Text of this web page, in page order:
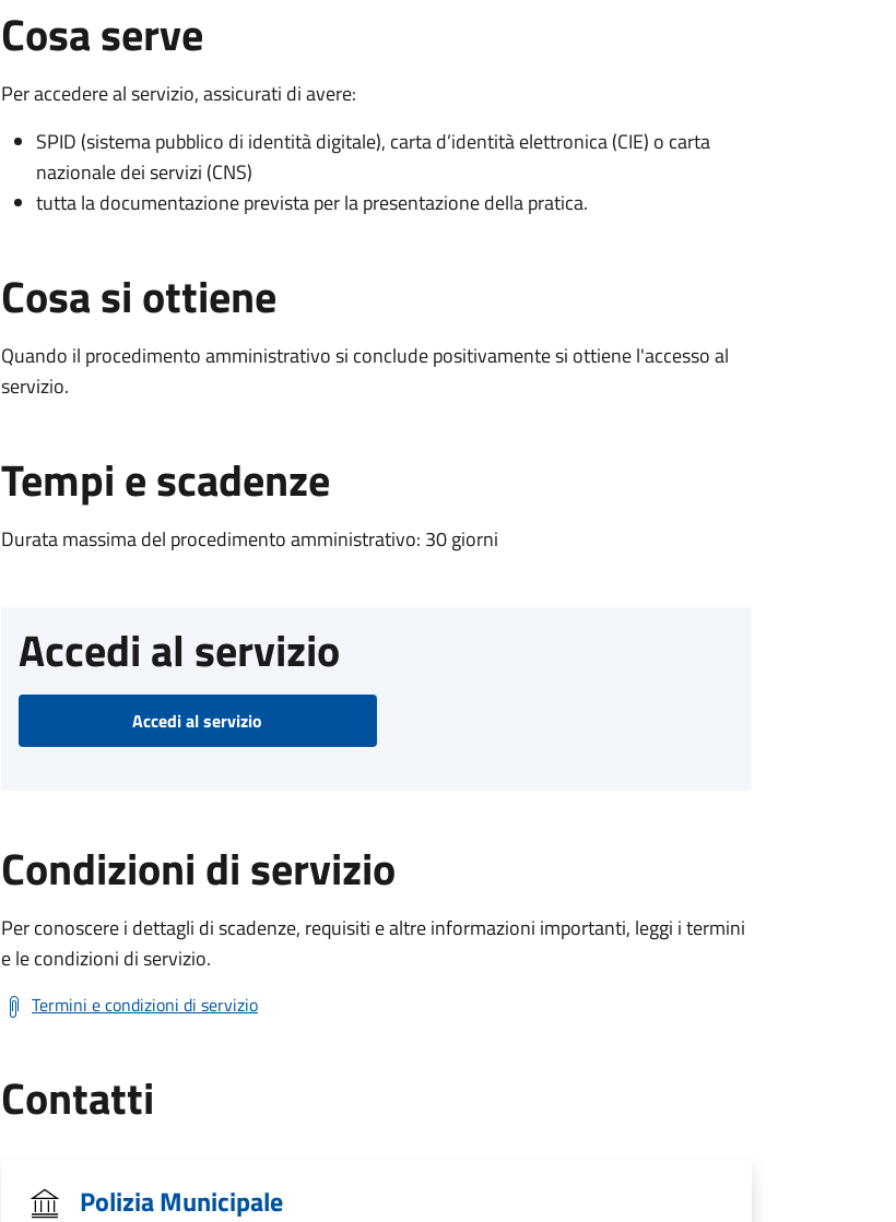
Cosa serve
Per accedere al servizio, assicurati di avere:
SPID (sistema pubblico di identità digitale), carta d’identità elettronica (CIE) o carta
nazionale dei servizi (CNS)
tutta la documentazione prevista per la presentazione della pratica.
Cosa si ottiene
Quando il procedimento amministrativo si conclude positivamente si ottiene l'accesso al
servizio.
Tempi e scadenze
Durata massima del procedimento amministrativo: 30 giorni
Accedi al servizio
Accedi al servizio
Condizioni di servizio
Per conoscere i dettagli di scadenze, requisiti e altre informazioni importanti, leggi i termini
e le condizioni di servizio.
Termini e condizioni di servizio
Contatti
Polizia Municipale